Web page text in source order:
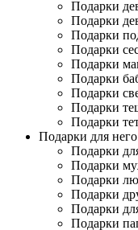
Подарки
Подарки
Подарки
Подарки
Подарки
Подарки
Подарки
Подарки
Подарки
Подарки для него
Подарки
Подарки
Подарки
Подарки
Подарки
Подарки